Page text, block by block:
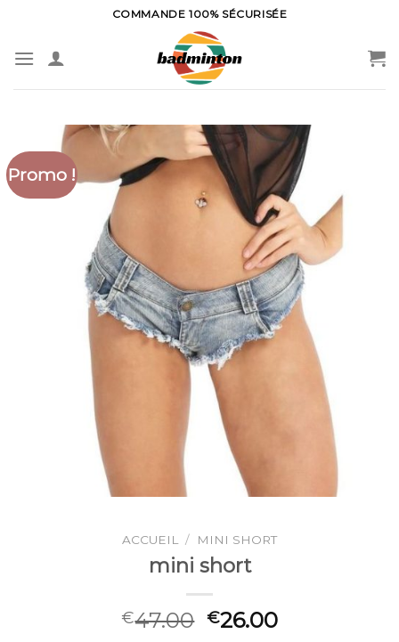
content
COMMANDE 100% SÉCURISÉE
Promo !
ACCUEIL / MINI SHORT
mini short
€47.00 €26.00